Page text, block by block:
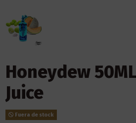
Honeydew
Juice
Fuera de stock